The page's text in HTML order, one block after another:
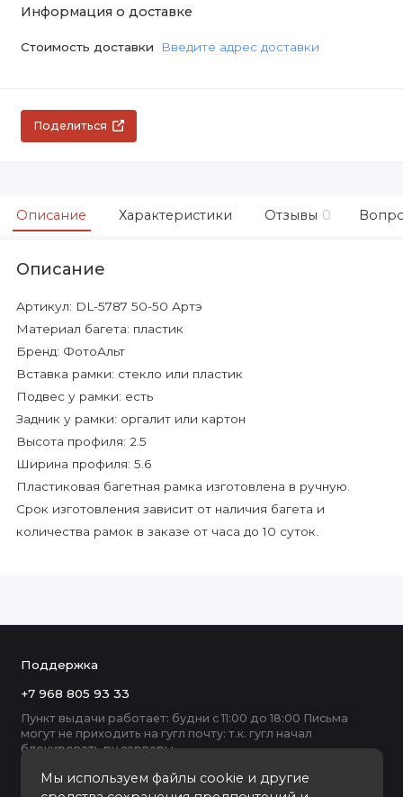
Информация о доставке
Стоимость доставки Введите адрес доставки
Поделиться
Описание Характеристики Отзывы 0
Описание
Артикул: DL-5787 50-50 Артэ
Материал багета: пластик
Бренд: ФотоАльт
Вставка рамки: стекло или пластик
Подвес у рамки: есть
Задник у рамки: оргалит или картон
Высота профиля: 2.5
Ширина профиля: 5.6
Пластиковая багетная рамка изготовлена в ручную.
Срок изготовления зависит от наличия багета и
количества рамок в заказе от часа до 10 суток.
Мы используем файлы cookie и другие
Поддержка
+7 968 805 93 33
Пункт выдачи работает: будни с 11:00 до 18:00 Письма
могут не приходить на гугл почту: т.к. гугл начал
блокировать ру серверы